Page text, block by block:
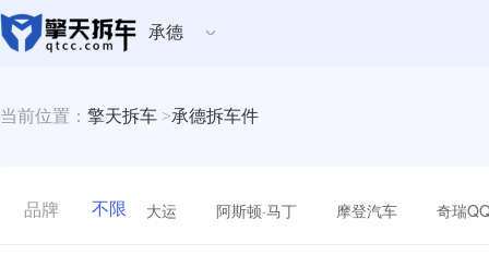
承德
当前位置： 擎天拆车 >承德拆车件
品牌 不限 大运 阿斯顿·马丁 摩登汽车 奇瑞